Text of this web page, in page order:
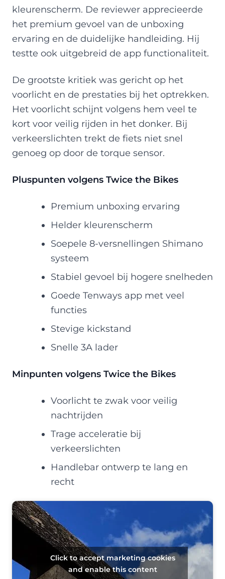
kleurenscherm. De reviewer apprecieerde
het premium gevoel van de unboxing
ervaring en de duidelijke handleiding. Hij
testte ook uitgebreid de app functionaliteit.
De grootste kritiek was gericht op het
voorlicht en de prestaties bij het optrekken.
Het voorlicht schijnt volgens hem veel te
kort voor veilig rijden in het donker. Bij
verkeerslichten trekt de fiets niet snel
genoeg op door de torque sensor.
Pluspunten volgens Twice the Bikes
Premium unboxing ervaring
Helder kleurenscherm
Soepele 8-versnellingen Shimano
systeem
Stabiel gevoel bij hogere snelheden
Goede Tenways app met veel
functies
Stevige kickstand
Snelle 3A lader
Minpunten volgens Twice the Bikes
Voorlicht te zwak voor veilig
nachtrijden
Trage acceleratie bij
verkeerslichten
Handlebar ontwerp te lang en
recht
Click to accept marketing cookies
and enable this content